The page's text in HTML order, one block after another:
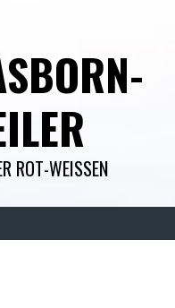
ROT-WEISSEN